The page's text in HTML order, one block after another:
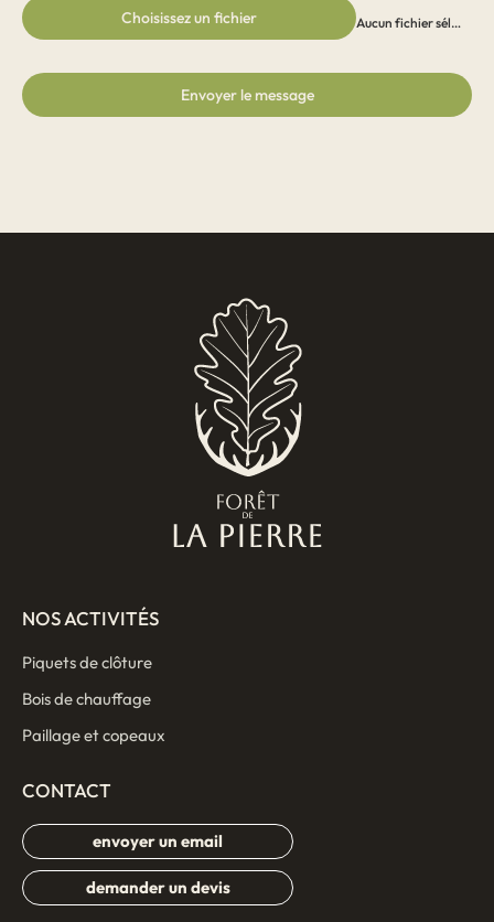
Choisissez un fichier Aucun fichier sélectionné
Envoyer le message
NOS ACTIVITÉS
Piquets de clôture
Bois de chauffage
Paillage et copeaux
CONTACT
envoyer un email
demander un devis